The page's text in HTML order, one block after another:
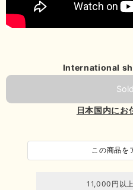
International
日本国内にお
この商品を
11,000円以